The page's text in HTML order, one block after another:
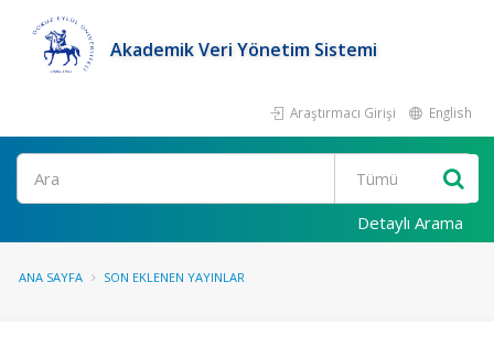
Akademik Veri Yönetim Sistemi
Araştırmacı Girişi English
Ara
Detaylı Arama
ANA SAYFA SON EKLENEN YAYINLAR